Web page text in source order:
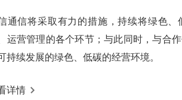
通信将采取有力的措施，持续将绿色
运营管理的各个环节；与此同时，与合
持续发展的绿色、低碳的经营环境。
详情